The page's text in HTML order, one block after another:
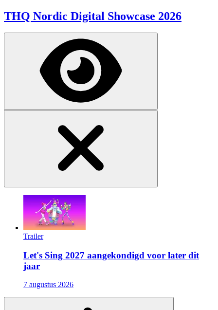
THQ Nordic Digital Showcase 2026
Trailer
Let's Sing 2027 aangekondigd voor later dit
jaar
7 augustus 2026